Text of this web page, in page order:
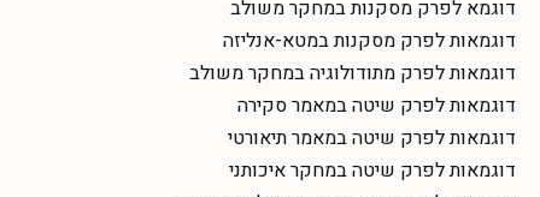
דוגמא לפרק מסקנות במחקר משולב
דוגמאות לפרק מסקנות במטא-אנליזה
דוגמאות לפרק מתודולוגיה במחקר משולב
דוגמאות לפרק שיטה במאמר סקירה
דוגמאות לפרק שיטה במאמר תיאורטי
דוגמאות לפרק שיטה במחקר איכותני